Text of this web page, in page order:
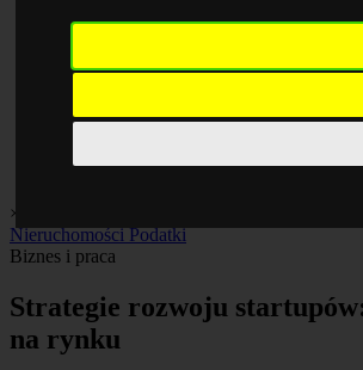
×
NieruchomościPodatki
Biznes i praca
Strategie rozwoju
na rynku